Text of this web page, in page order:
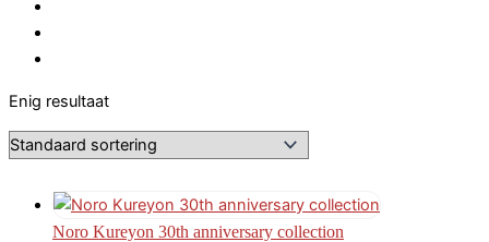
Enig resultaat
Noro Kureyon 30th anniversary collection